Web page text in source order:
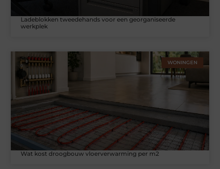
Ladeblokken tweedehands voor een georganiseerde
werkplek
WONINGEN
Wat kost droogbouw vloerverwarming per m2